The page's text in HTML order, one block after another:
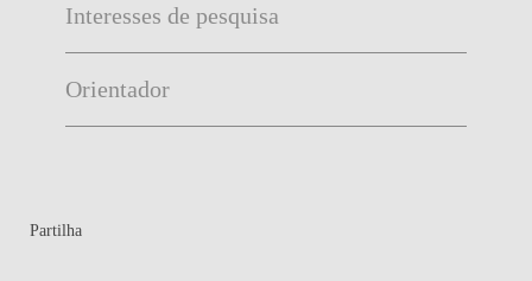
Interesses de pesquisa
Orientador
Partilha